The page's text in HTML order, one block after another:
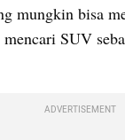
mungkin bisa
SUV
ADVERTISEMENT